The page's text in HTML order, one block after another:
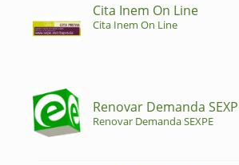
Cita Inem On Line
Cita Inem On Line
Renovar Demanda
Renovar Demanda SEXPE